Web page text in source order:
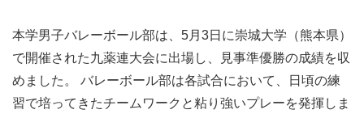
本学男子バレーボール部は、5月3日に崇城大学（熊本県）
で開催された九薬連大会に出場し、見事準優勝の成績を収
めました。 バレーボール部は各試合において、日頃の練
習で培ってきたチームワークと粘り強いプレーを発揮しま